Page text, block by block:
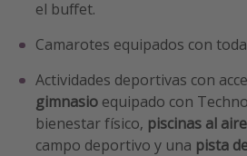
el buffet.
Camarotes equipados con
Actividades deportivas con
gimnasio equipado con
bienestar físico, piscinas al
campo deportivo y una pista